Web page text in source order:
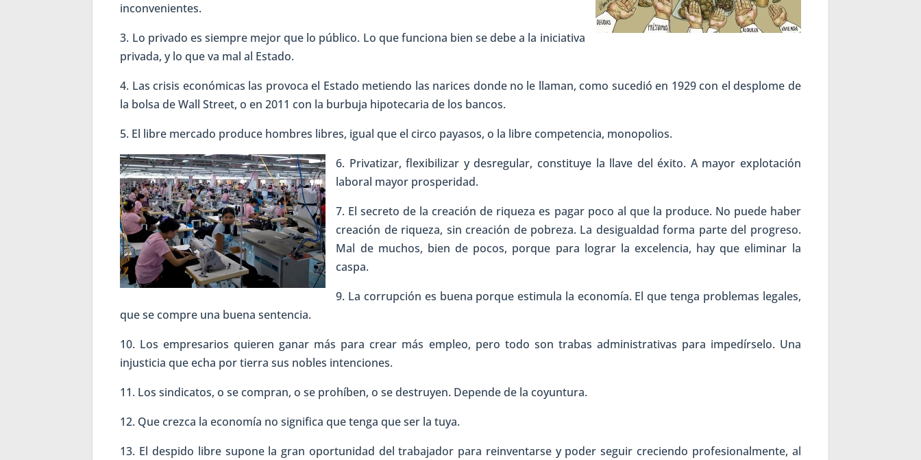
inconvenientes.
3. Lo privado es siempre mejor que lo público. Lo que funciona bien se debe a la iniciativa
privada, y lo que va mal al Estado.
4. Las crisis económicas las provoca el Estado metiendo las narices donde no le llaman, como sucedió en 1929 con el desplome de
la bolsa de Wall Street, o en 2011 con la burbuja hipotecaria de los bancos.
5. El libre mercado produce hombres libres, igual que el circo payasos, o la libre competencia, monopolios.
6. Privatizar, flexibilizar y desregular, constituye la llave del éxito. A mayor explotación
laboral mayor prosperidad.
7. El secreto de la creación de riqueza es pagar poco al que la produce. No puede haber
creación de riqueza, sin creación de pobreza. La desigualdad forma parte del progreso.
Mal de muchos, bien de pocos, porque para lograr la excelencia, hay que eliminar la
caspa.
9. La corrupción es buena porque estimula la economía. El que tenga problemas legales,
que se compre una buena sentencia.
10. Los empresarios quieren ganar más para crear más empleo, pero todo son trabas administrativas para impedírselo. Una
injusticia que echa por tierra sus nobles intenciones.
11. Los sindicatos, o se compran, o se prohíben, o se destruyen. Depende de la coyuntura.
12. Que crezca la economía no significa que tenga que ser la tuya.
13. El despido libre supone la gran oportunidad del trabajador para reinventarse y poder seguir creciendo profesionalmente, al